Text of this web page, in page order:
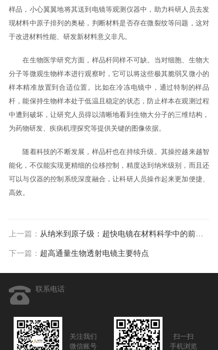
样品，小心翼翼地将其送到电镜等观测仪器中，助力科研人员去发
现材料中原子排列的奥秘，判断材料是否存在微裂纹等问题，这对
于改进材料性能、研发新材料意义非凡。
在生物医学研究方面，样品杆同样不可缺。当对细胞、生物大
分子等微观生物样本进行观察时，它可以将这些极其脆弱又微小的
样本精准放置到合适位置。比如在冷冻电镜中，通过特制的样品
杆，能保持生物样本处于低温且稳定的状态，防止样本在观测过程
中遭到破坏，让研究人员得以清晰地看到生物大分子的三维结构，
为药物研发、疾病机理探究等提供关键的图像依据。
随着科技的不断发展，样品杆也在持续升级。其操控越来越智
能化，不仅能实现更精细的位移控制，精度达到纳米级别，而且还
可以与仪器的控制系统深度融合，让科研人员操作起来更加便捷、
高效。
上一篇： 从纳米到原子级：超快电镜在材料科学中的前沿应用
下一篇： 超高通量生物透射电镜主要特点
联系电话
关注我们
微信账号
扫一扫
手机浏览